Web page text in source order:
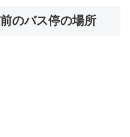
のバス停の場所